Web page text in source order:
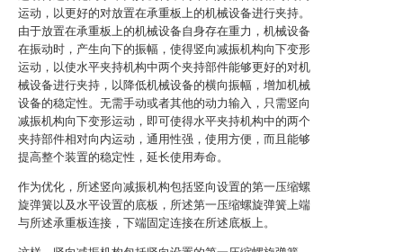
运动，以更好的对放置在承重板上的机械设备进行夹持。
由于放置在承重板上的机械设备自身存在重力，机械设备
在振动时，产生向下的振幅，使得竖向减振机构向下变形
运动，以使水平夹持机构中两个夹持部件能够更好的对机
械设备进行夹持，以降低机械设备的横向振幅，增加机械
设备的稳定性。无需手动或者其他的动力输入，只需竖向
减振机构向下变形运动，即可使得水平夹持机构中的两个
夹持部件相对向内运动，通用性强，使用方便，而且能够
提高整个装置的稳定性，延长使用寿命。
作为优化，所述竖向减振机构包括竖向设置的第一压缩螺
旋弹簧以及水平设置的底板，所述第一压缩螺旋弹簧上端
与所述承重板连接，下端固定连接在所述底板上。